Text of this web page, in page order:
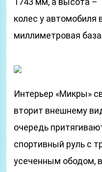
колес у автомобиля
миллиметровая
Интерьер «Микры»
вторит внешнему
очередь
спортивный руль с
усеченным ободом,